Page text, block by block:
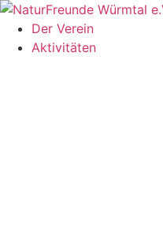
Zum
Inhalt
springen
Der Verein
Aktivitäten